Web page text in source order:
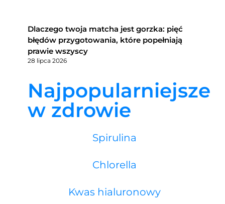
Dlaczego twoja matcha jest gorzka: pięć
błędów przygotowania, które popełniają
prawie wszyscy
28 lipca 2026
Najpopularniejsze
w zdrowie
Spirulina
Chlorella
Kwas hialuronowy